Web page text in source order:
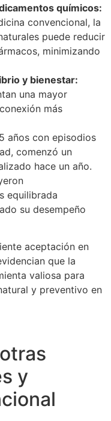
químicos:
convencional, la
puede reducir
minimizando
y bienestar:
una mayor
más
años con episodios
comenzó un
hace un año.
equilibrada
su desempeño
aceptación en
que la
valiosa para
y preventivo en
y